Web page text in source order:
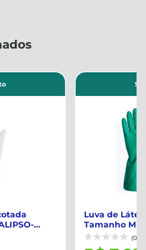
Luva de
Tamanho M -
(0)